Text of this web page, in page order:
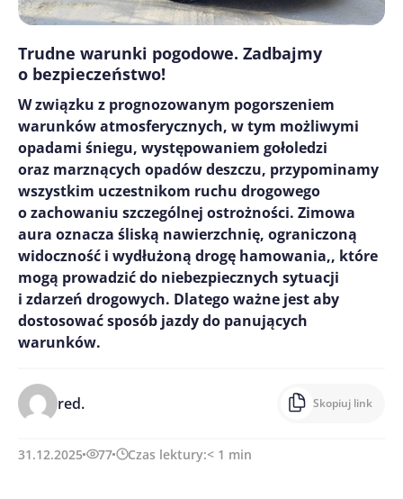
Trudne warunki pogodowe. Zadbajmy
o bezpieczeństwo!
W związku z prognozowanym pogorszeniem
warunków atmosferycznych, w tym możliwymi
opadami śniegu, występowaniem gołoledzi
oraz marznących opadów deszczu, przypominamy
wszystkim uczestnikom ruchu drogowego
o zachowaniu szczególnej ostrożności. Zimowa
aura oznacza śliską nawierzchnię, ograniczoną
widoczność i wydłużoną drogę hamowania,, które
mogą prowadzić do niebezpiecznych sytuacji
i zdarzeń drogowych. Dlatego ważne jest aby
dostosować sposób jazdy do panujących
warunków.
red. Skopiuj link
31.12.2025 77 Czas lektury:< 1 min